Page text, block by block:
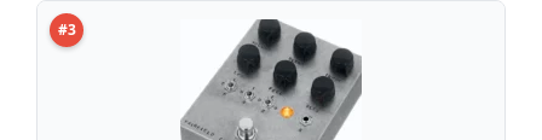
#3